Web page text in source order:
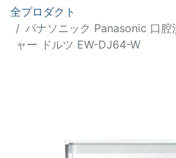
全プロダクト
パナソニック Panasonic 口腔
ャー ドルツ EW-DJ64-W